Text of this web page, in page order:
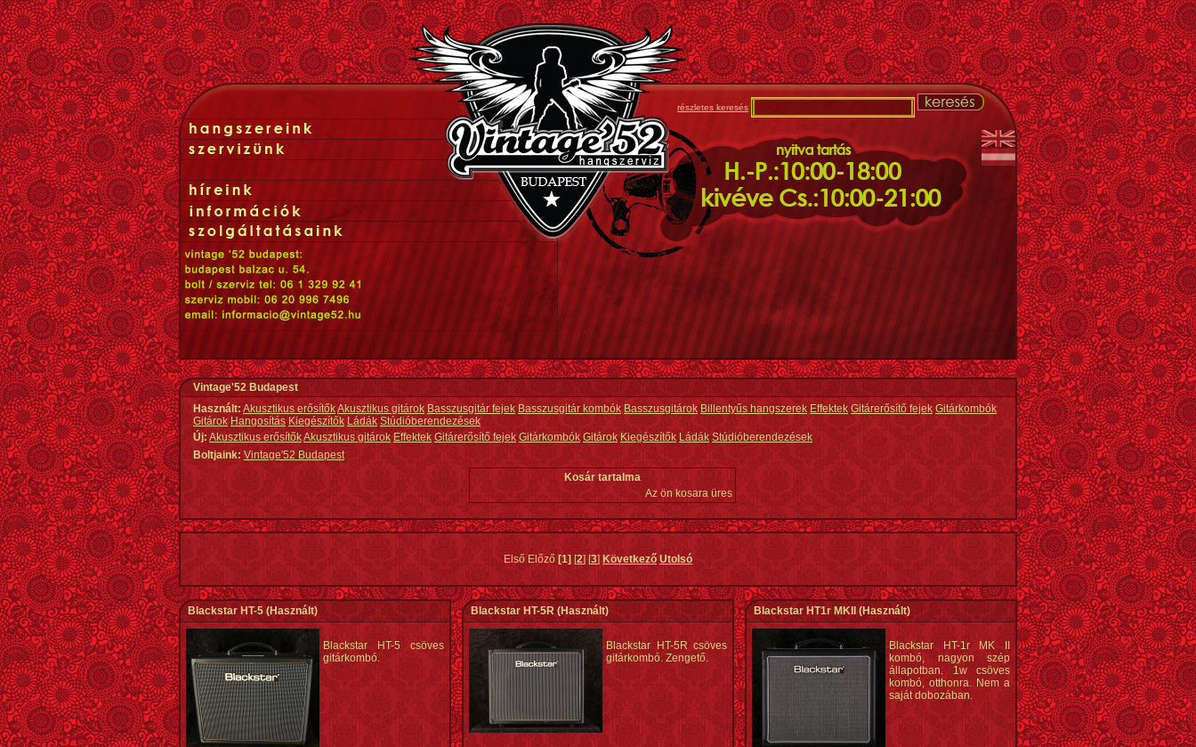
részletes keresés
Vintage'52 Budapest
Használt: Akusztikus erősítőkAkusztikus gitárok Basszusgitár fejek Basszusgitár kombók Basszusgitárok Billentyűs hangszerek Effektek Gitárerősítő fejek Gitárkombók
Gitárok Hangosítás Kiegészítők Ládák Stúdióberendezések
Új:Akusztikus erősítőkAkusztikus gitárok Effektek Gitárerősítő fejek Gitárkombók Gitárok Kiegészítők Ládák Stúdióberendezések
Boltjaink: Vintage'52 Budapest
Kosár tartalma
Az ön kosara üres
Első Előző [1] [2] [3] Következő Utolsó
Blackstar HT-5(Használt)
Blackstar HT-5 csöves
gitárkombó.
Blackstar HT-5R(Használt)
Blackstar HT-5R csöves
gitárkombó. Zengető.
Blackstar HT1r MKII(Használt)
Blackstar HT-1r MK II
kombó, nagyon szép
állapotban. 1w csöves
kombó, otthonra. Nem a
saját dobozában.